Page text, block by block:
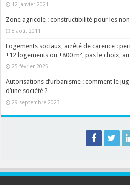
12 janvier 2021
Zone agricole : constructibilité pour les
8 août 2011
Logements sociaux, arrêté de carence :
+12 logements ou +800 m², pas le choix,
25 février 2025
Autorisations d’urbanisme : comment le
d’une société ?
29 septembre 2023